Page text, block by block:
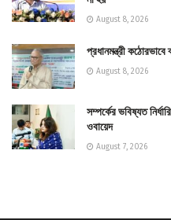
August 8, 2026
প্রধানমন্ত্রী
August 8, 2026
সম্পর্কের ভবিষ্যত
ওবায়েদ
August 7, 2026